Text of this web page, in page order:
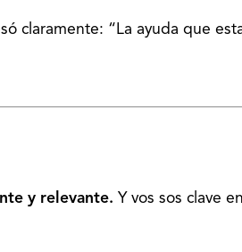
claramente: “La ayuda que
y relevante. Y vos sos clave